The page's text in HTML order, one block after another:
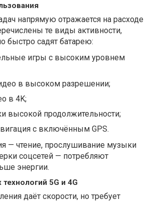
напрямую отражается на расходе
те виды активности,
быстро садят батарею:
игры с высоким уровнем
в высоком разрешении;
в 4K;
высокой продолжительности;
с включённым GPS.
— чтение, прослушивание музыки
соцсетей — потребляют
энергии.
5G и 4G
даёт скорости, но требует